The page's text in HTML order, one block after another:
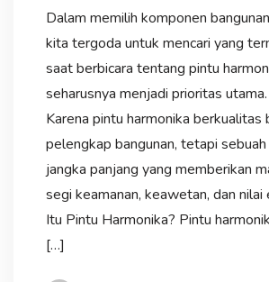
Dalam memilih komponen
kita tergoda untuk mencari yang
saat berbicara tentang pintu
seharusnya menjadi prioritas
Karena pintu harmonika berkualitas
pelengkap bangunan, tetapi
jangka panjang yang memberikan
segi keamanan, keawetan, dan
Itu Pintu Harmonika? Pintu
[…]